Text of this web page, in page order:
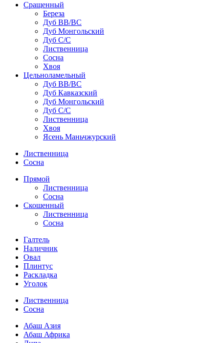
Сращенный
Береза
Дуб ВВ/ВС
Дуб Монгольский
Дуб С/С
Лиственница
Сосна
Хвоя
Цельноламельный
Дуб ВВ/ВС
Дуб Кавказский
Дуб Монгольский
Дуб С/С
Лиственница
Хвоя
Ясень Маньчжурский
Лиственница
Сосна
Прямой
Лиственница
Сосна
Скошенный
Лиственница
Сосна
Галтель
Наличник
Овал
Плинтус
Раскладка
Уголок
Лиственница
Сосна
Абаш Азия
Абаш Африка